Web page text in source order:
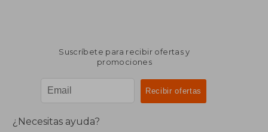
Suscríbete para recibir ofertas y
promociones
¿Necesitas ayuda?